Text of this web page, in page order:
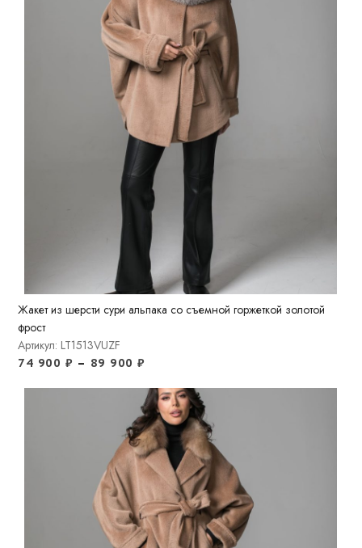
Жакет из шерсти сури альпака со съемной горжеткой золотой
фрост
Артикул: LT1513VUZF
74 900 ₽ – 89 900₽